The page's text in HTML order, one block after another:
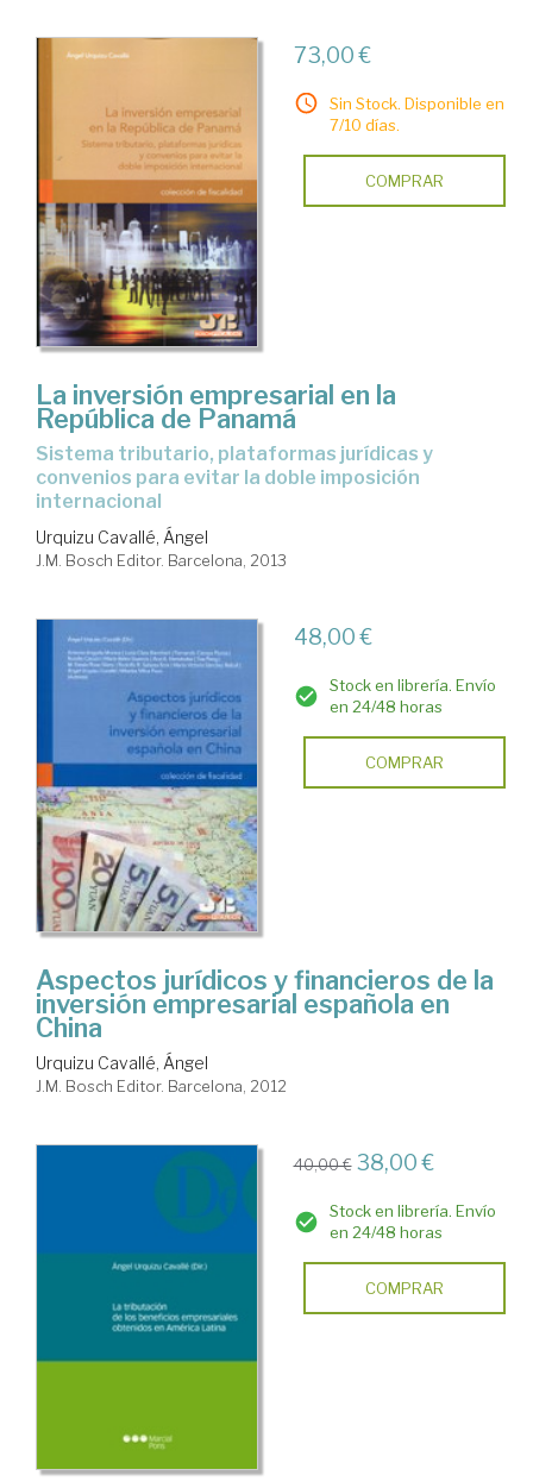
73,00 €
Sin Stock. Disponible en
7/10 días.
COMPRAR
La inversión empresarial en la
República de Panamá
sistema tributario, plataformas jurídicas y
convenios para evitar la doble imposición
internacional
Urquizu Cavallé, Ángel
J.M. Bosch Editor. Barcelona, 2013
48,00 €
Stock en librería. Envío
en 24/48 horas
COMPRAR
Aspectos jurídicos y financieros de la
inversión empresarial española en
China
Urquizu Cavallé, Ángel
J.M. Bosch Editor. Barcelona, 2012
40,00 € 38,00 €
Stock en librería. Envío
en 24/48 horas
COMPRAR